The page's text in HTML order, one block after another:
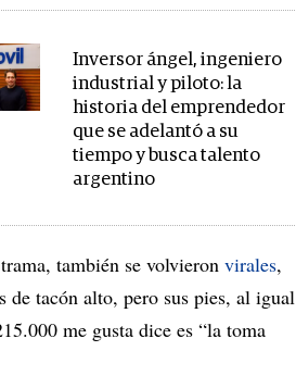
Inversor ángel, ingeniero
industrial y piloto: la
historia del emprendedor
que se adelantó a su
tiempo y busca talento
argentino
también se volvieron virales,
de tacón alto, pero sus pies, al igual
me gusta dice es “la toma